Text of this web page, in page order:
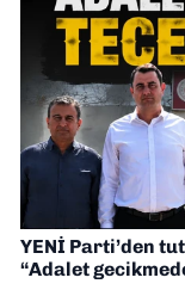
YENİ Parti’den
“Adalet